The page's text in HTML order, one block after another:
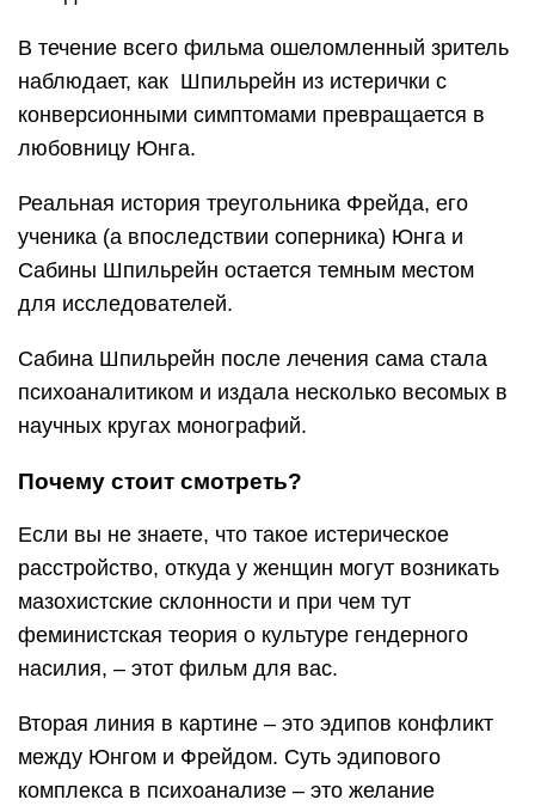
В течение всего фильма ошеломленный зритель
наблюдает, как Шпильрейн из истерички с
конверсионными симптомами превращается в
любовницу Юнга.
Реальная история треугольника Фрейда, его
ученика (а впоследствии соперника) Юнга и
Сабины Шпильрейн остается темным местом
для исследователей.
Сабина Шпильрейн после лечения сама стала
психоаналитиком и издала несколько весомых в
научных кругах монографий.
Почему стоит смотреть?
Если вы не знаете, что такое истерическое
расстройство, откуда у женщин могут возникать
мазохистские склонности и при чем тут
феминистская теория о культуре гендерного
насилия, – этот фильм для вас.
Вторая линия в картине – это эдипов конфликт
между Юнгом и Фрейдом. Суть эдипового
комплекса в психоанализе – это желание